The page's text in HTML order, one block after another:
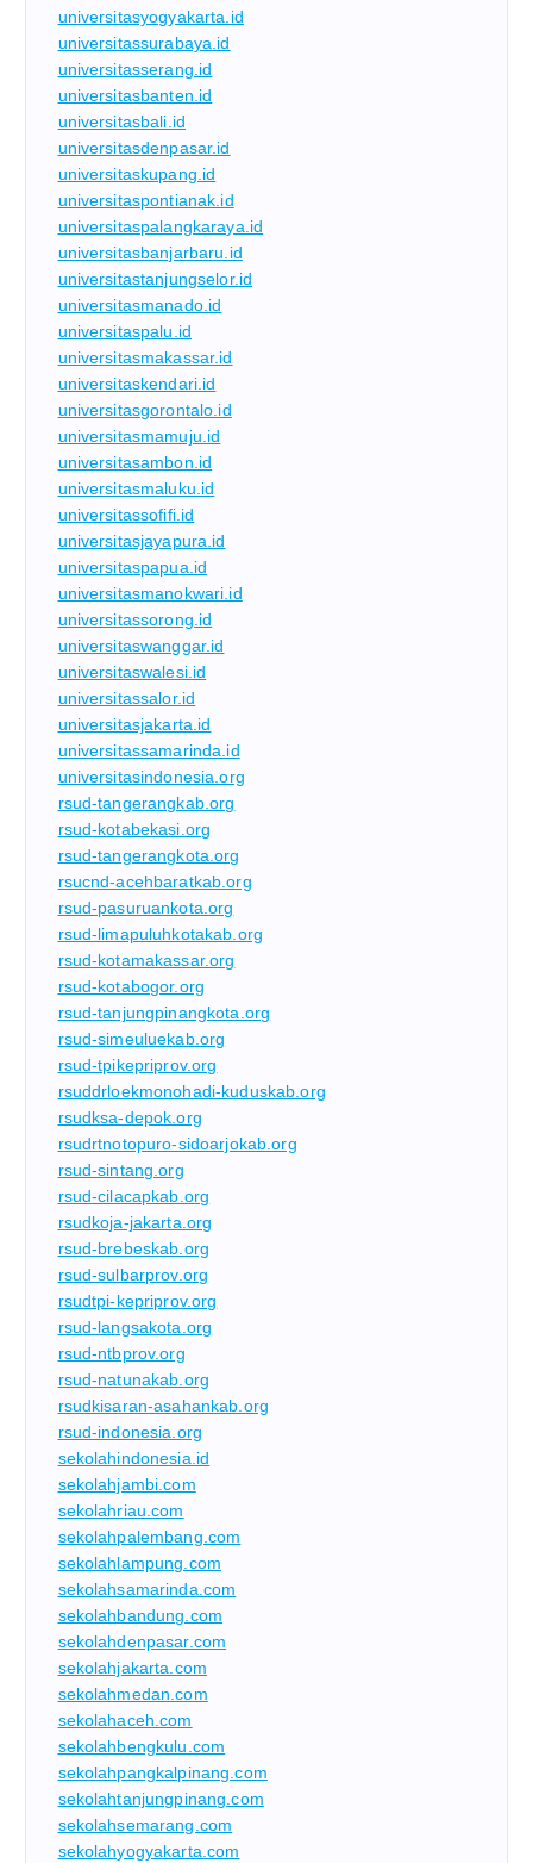
universitasyogyakarta.id
universitassurabaya.id
universitasserang.id
universitasbanten.id
universitasbali.id
universitasdenpasar.id
universitaskupang.id
universitaspontianak.id
universitaspalangkaraya.id
universitasbanjarbaru.id
universitastanjungselor.id
universitasmanado.id
universitaspalu.id
universitasmakassar.id
universitaskendari.id
universitasgorontalo.id
universitasmamuju.id
universitasambon.id
universitasmaluku.id
universitassofifi.id
universitasjayapura.id
universitaspapua.id
universitasmanokwari.id
universitassorong.id
universitaswanggar.id
universitaswalesi.id
universitassalor.id
universitasjakarta.id
universitassamarinda.id
universitasindonesia.org
rsud-tangerangkab.org
rsud-kotabekasi.org
rsud-tangerangkota.org
rsucnd-acehbaratkab.org
rsud-pasuruankota.org
rsud-limapuluhkotakab.org
rsud-kotamakassar.org
rsud-kotabogor.org
rsud-tanjungpinangkota.org
rsud-simeuluekab.org
rsud-tpikepriprov.org
rsuddrloekmonohadi-kuduskab.org
rsudksa-depok.org
rsudrtnotopuro-sidoarjokab.org
rsud-sintang.org
rsud-cilacapkab.org
rsudkoja-jakarta.org
rsud-brebeskab.org
rsud-sulbarprov.org
rsudtpi-kepriprov.org
rsud-langsakota.org
rsud-ntbprov.org
rsud-natunakab.org
rsudkisaran-asahankab.org
rsud-indonesia.org
sekolahindonesia.id
sekolahjambi.com
sekolahriau.com
sekolahpalembang.com
sekolahlampung.com
sekolahsamarinda.com
sekolahbandung.com
sekolahdenpasar.com
sekolahjakarta.com
sekolahmedan.com
sekolahaceh.com
sekolahbengkulu.com
sekolahpangkalpinang.com
sekolahtanjungpinang.com
sekolahsemarang.com
sekolahyogyakarta.com